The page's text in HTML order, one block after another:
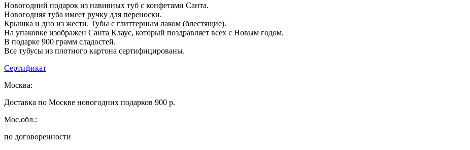
Новогодний подарок из навивных туб с конфетами Санта.
Новогодняя туба имеет ручку для переноски.
Крышка и дно из жести. Тубы с глиттерным лаком (блестящие).
На упаковке изображен Санта Клаус, который поздравляет всех с Новым годом.
В подарке 900 грамм сладостей.
Все тубусы из плотного картона сертифицированы.
Сертификат
Москва:
Доставка по Москве новогодних подарков 900 р.
Мос.обл.:
по договоренности